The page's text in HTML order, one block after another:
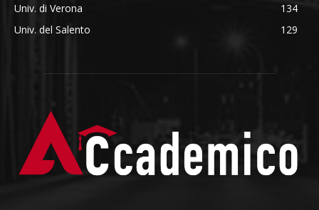
Univ. di Verona
134
Univ. del Salento
129